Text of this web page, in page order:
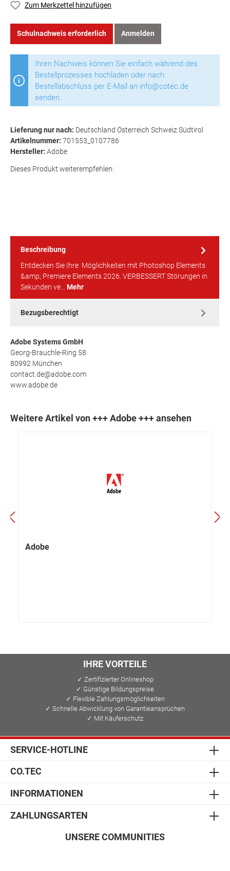
Zum Merkzettel hinzufügen
Schulnachweis erforderlich Anmelden
Ihren Nachweis können Sie einfach während des
Bestellprozesses hochladen oder nach
Bestellabschluss per E-Mail an info@cotec.de
senden.
Lieferung nur nach: Deutschland Österreich Schweiz Südtirol
Artikelnummer: 701553_0107786
Hersteller: Adobe
Dieses Produkt weiterempfehlen:
Beschreibung
Entdecken Sie Ihre Möglichkeiten mit Photoshop Elements
&amp; Premiere Elements 2026. VERBESSERT Störungen in
Sekunden ve… Mehr
Bezugsberechtigt
Adobe Systems GmbH
Georg-Brauchle-Ring 58
80992 München
contact.de@adobe.com
www.adobe.de
Weitere Artikel von +++ Adobe +++ ansehen
Adobe
IHRE VORTEILE
✓ Zertifizierter Onlineshop
✓ Günstige Bildungspreise
✓ Flexible Zahlungsmöglichkeiten
✓ Schnelle Abwicklung von Garantieansprüchen
✓ Mit Käuferschutz
SERVICE-HOTLINE
CO.TEC
INFORMATIONEN
ZAHLUNGSARTEN
UNSERE COMMUNITIES